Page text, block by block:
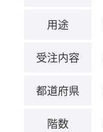
用途
受注内容
都道府県
階数